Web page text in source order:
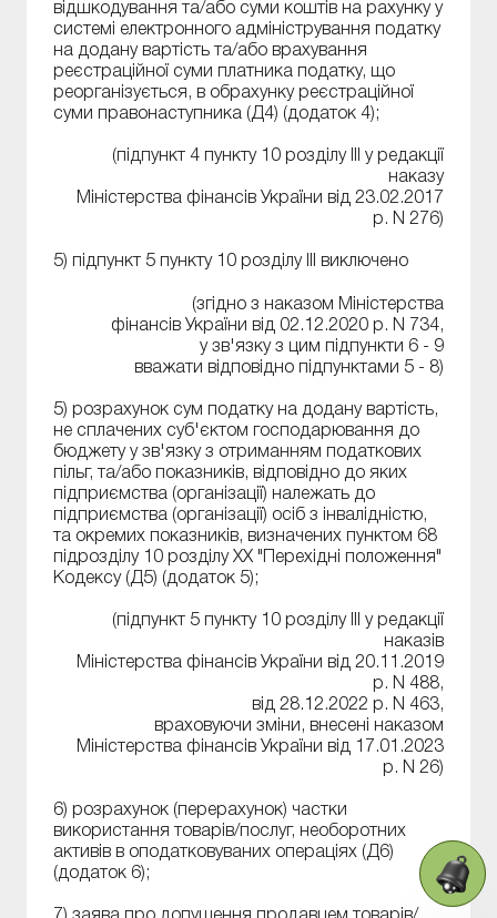
відшкодування та/або суми коштів на рахунку у
системі електронного адміністрування податку
на додану вартість та/або врахування
реєстраційної суми платника податку, що
реорганізується, в обрахунку реєстраційної
суми правонаступника (Д4) (додаток 4);
(підпункт 4 пункту 10 розділу ІІІ у редакції
наказу
Міністерства фінансів України від 23.02.2017
р. N 276)
5) підпункт 5 пункту 10 розділу ІІІ виключено
(згідно з наказом Міністерства
фінансів України від 02.12.2020 р. N 734,
у зв'язку з цим підпункти 6 - 9
вважати відповідно підпунктами 5 - 8)
5) розрахунок сум податку на додану вартість,
не сплачених суб'єктом господарювання до
бюджету у зв'язку з отриманням податкових
пільг, та/або показників, відповідно до яких
підприємства (організації) належать до
підприємства (організації) осіб з інвалідністю,
та окремих показників, визначених пунктом 68
підрозділу 10 розділу XX "Перехідні положення"
Кодексу (Д5) (додаток 5);
(підпункт 5 пункту 10 розділу ІІІ у редакції
наказів
Міністерства фінансів України від 20.11.2019
р. N 488,
від 28.12.2022 р. N 463,
враховуючи зміни, внесені наказом
Міністерства фінансів України від 17.01.2023
р. N 26)
6) розрахунок (перерахунок) частки
використання товарів/послуг, необоротних
активів в оподатковуваних операціях (Д6)
(додаток 6);